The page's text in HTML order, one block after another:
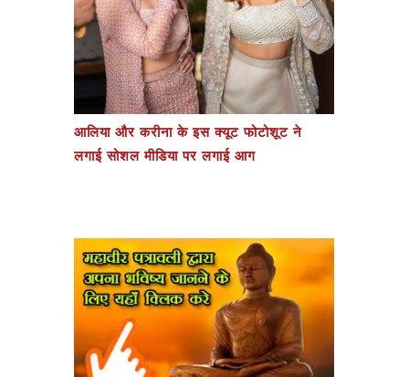
आलिया और करीना के इस क्यूट फोटोशूट ने
लगाई सोशल मीडिया पर लगाई आग